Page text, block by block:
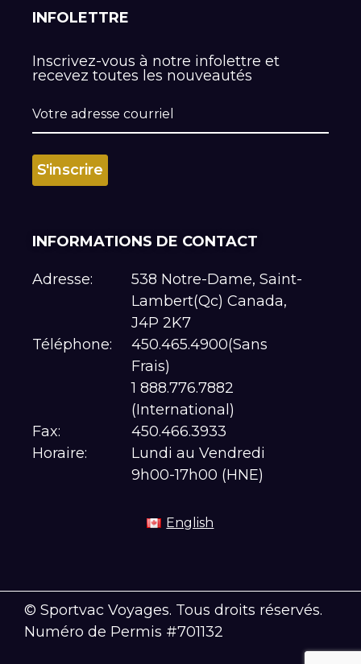
INFOLETTRE
Inscrivez-vous à notre infolettre et
recevez toutes les nouveautés
INFORMATIONS DE CONTACT
Adresse:
538 Notre-Dame, Saint-
Lambert(Qc) Canada,
J4P 2K7
Téléphone:
450.465.4900(Sans
Frais)
1 888.776.7882
(International)
Fax:
450.466.3933
Horaire:
Lundi au Vendredi
9h00-17h00 (HNE)
English
© Sportvac Voyages. Tous droits réservés.
Numéro de Permis #701132